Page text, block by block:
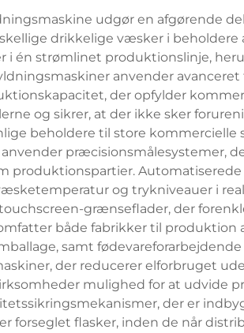
udgør en afgørende
drikkelige væsker i
i én strømlinet produktionslinje,
anvender
der opfylder
og sikrer, at der ikke sker
beholdere til store
præcisionsmålesystemer,
produktionspartier.
og trykniveauer i
grænseflader, der
både fabrikker til
samt
der reducerer elforbruget
mulighed for at udvide
der er
forseglet flasker, inden de når